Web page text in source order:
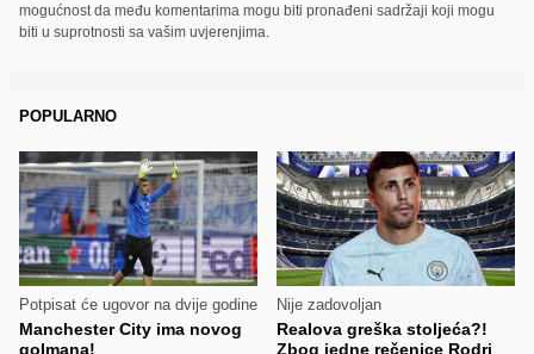
mogućnost da među komentarima mogu biti pronađeni sadržaji koji mogu
biti u suprotnosti sa vašim uvjerenjima.
POPULARNO
Potpisat će ugovor na dvije godine
Manchester City ima novog
golmana!
Nije zadovoljan
Realova greška stoljeća?!
Zbog jedne rečenice Rodri